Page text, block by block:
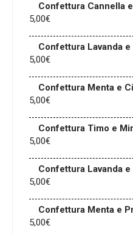
Confettura Cannella
5,00€
Confettura Lavanda e
5,00€
Confettura Menta e
5,00€
Confettura Timo e
5,00€
Confettura Lavanda
5,00€
Confettura Menta e
5,00€